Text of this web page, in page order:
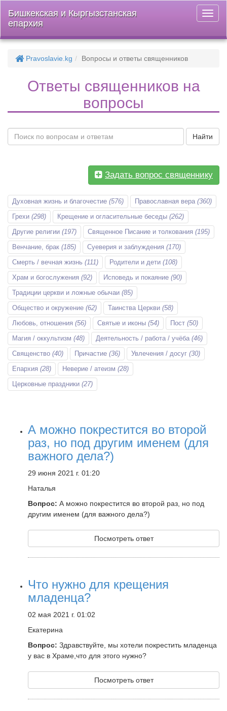
меню
Бишкекская и Кыргызстанская
епархия
Pravoslavie.kg Вопросы и ответы священников
Ответы священников на
вопросы
Найти
Задать вопрос священнику
Духовная жизнь и благочестие (576) Православная вера (360)
Грехи (298) Крещение и огласительные беседы (262)
Другие религии (197) Священное Писание и толкования (195)
Венчание, брак (185) Суеверия и заблуждения (170)
Смерть / вечная жизнь (111) Родители и дети (108)
Храм и богослужения (92) Исповедь и покаяние (90)
Традиции церкви и ложные обычаи (85)
Общество и окружение (62) Таинства Церкви (58)
Любовь, отношения (56) Святые и иконы (54) Пост (50)
Магия / оккультизм (48) Деятельность / работа / учёба (46)
Священство (40) Причастие (36) Увлечения / досуг (30)
Епархия (28) Неверие / атеизм (28)
Церковные праздники (27)
А можно покрестится во второй
раз, но под другим именем (для
важного дела?)
29 июня 2021 г. 01:20
Наталья
Вопрос: А можно покрестится во второй раз, но под
другим именем (для важного дела?)
Посмотреть ответ
Что нужно для крещения
младенца?
02 мая 2021 г. 01:02
Екатерина
Вопрос: Здравствуйте, мы хотели покрестить младенца
у вас в Храме,что для этого нужно?
Посмотреть ответ